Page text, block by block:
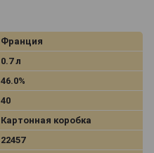
Франция
0.7 л
46.0%
40
Картонная коробка
22457